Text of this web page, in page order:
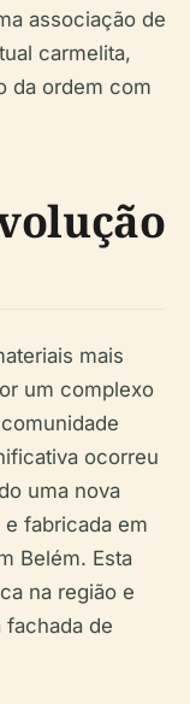
associação de
carmelita,
da ordem com
mais
um complexo
ocorreu
uma nova
fabricada em
Belém. Esta
na região e
fachada de